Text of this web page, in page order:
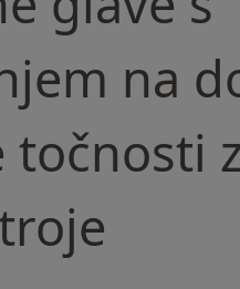
na
točnosti